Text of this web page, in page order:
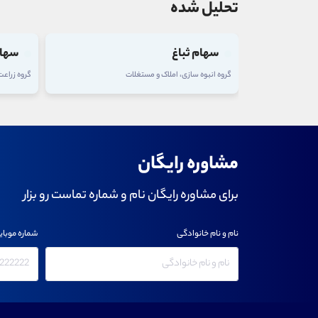
تحلیل شده
سهام ثباغ
گروه انبوه سازی، املاک و مستغلات گروه
مشاوره رایگان
برای مشاوره رایگان نام و شماره تماست رو بزار
نام و نام خانوادگی شماره